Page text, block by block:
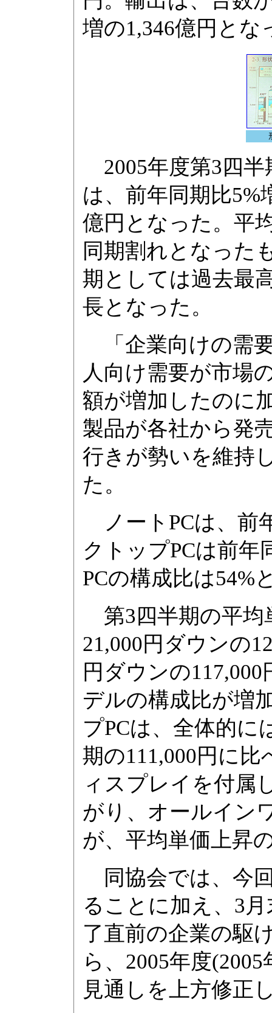
増の1,346億円とな
2005年度第3四半
は、前年同期比5%
億円となった。平
同期割れとなった
期としては過去最
長となった。
「企業向けの需
人向け需要が市場
額が増加したのに
製品が各社から発
行きが勢いを維持
た。
ノートPCは、前
クトップPCは前年
PCの構成比は54%
第3四半期の平均
21,000円ダウンの
円ダウンの
デルの構成比が増
プPCは、全体的に
期の111,000円に
ィスプレイを付属
がり、オールイン
が、平均単価上昇
同協会では、今
ることに加え、3
了直前の企業の駆
ら、2005年度
見通しを上方修正